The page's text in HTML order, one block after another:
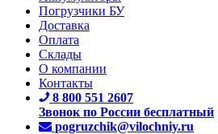
Погрузчики БУ
Доставка
Оплата
Склады
О компании
Контакты
8 800 551 2607
Звонок по России бесплатный
pogruzchik@vilochniy.ru